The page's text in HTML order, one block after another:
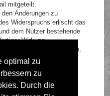
optimal zu
zu
Durch die
mitgeteilt.
Änderungen zu
Widerspruchs erlischt das
dem Nutzer bestehende
Wirkung.
anerkannt und verbindlich,
zugestimmt hat.
deinen persönlichen
enthalten.